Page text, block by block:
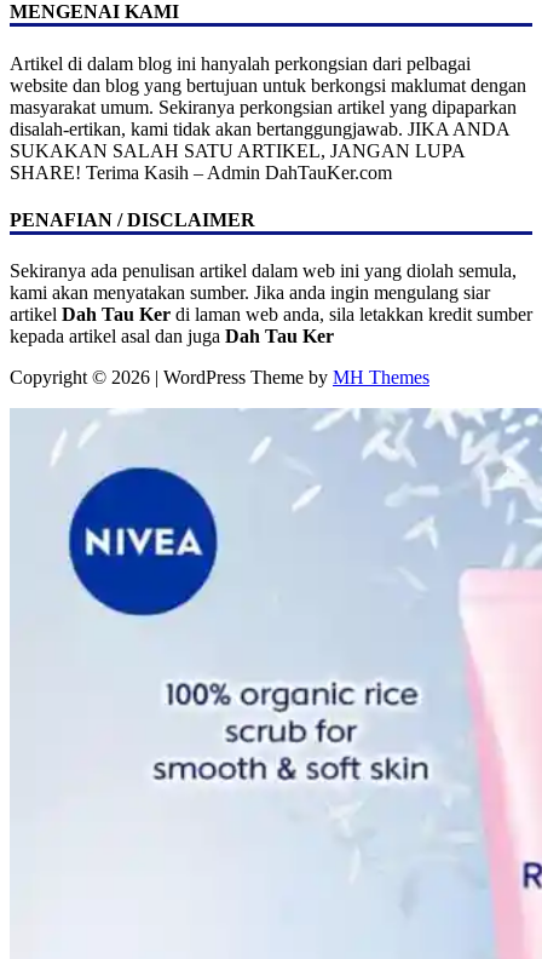
MENGENAI KAMI
Artikel di dalam blog ini hanyalah perkongsian dari pelbagai
website dan blog yang bertujuan untuk berkongsi maklumat dengan
masyarakat umum. Sekiranya perkongsian artikel yang dipaparkan
disalah-ertikan, kami tidak akan bertanggungjawab. JIKA ANDA
SUKAKAN SALAH SATU ARTIKEL, JANGAN LUPA
SHARE! Terima Kasih – Admin DahTauKer.com
PENAFIAN / DISCLAIMER
Sekiranya ada penulisan artikel dalam web ini yang diolah semula,
kami akan menyatakan sumber. Jika anda ingin mengulang siar
artikel Dah Tau Ker di laman web anda, sila letakkan kredit sumber
kepada artikel asal dan juga Dah Tau Ker
Copyright © 2026 | WordPress Theme by MH Themes